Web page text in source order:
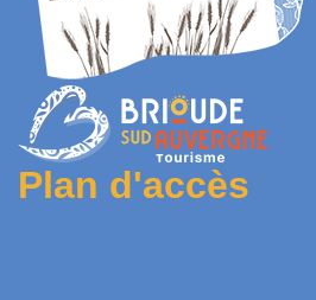
Plan d'accès